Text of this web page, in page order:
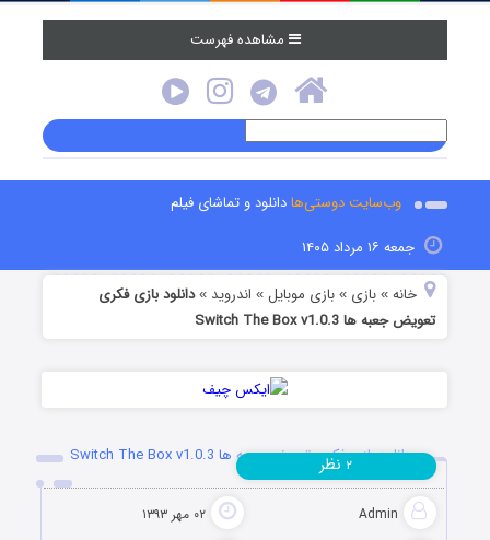
مشاهده فهرست
وب‌سایت دوستی‌هادانلود و تماشای فیلم
جمعه ۱۶ مرداد ۱۴۰۵
خانه »بازی »بازی موبایل » اندروید »دانلود بازی فکری
تعویض جعبه ها Switch The Box v1.0.3
دانلود بازی فکری تعویض جعبه ها Switch The Box v1.0.3
Admin ۰۲ مهر ۱۳۹۳
۲ نظر